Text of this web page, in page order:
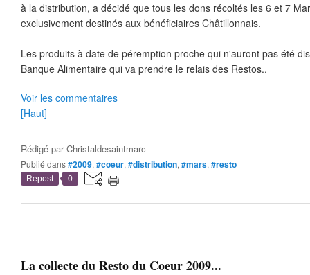
à la distribution, a décidé que tous les dons récoltés les 6 et 7
exclusivement destinés aux bénéficiaires Châtillonnais.
Les produits à date de péremption proche qui n'auront pas été
Banque Alimentaire qui va prendre le relais des Restos..
Voir les commentaires
[Haut]
Rédigé parChristaldesaintmarc
Publié dans#2009, #coeur, #distribution, #mars, #resto
Repost 0
La collecte du Resto du Coeur 2009...